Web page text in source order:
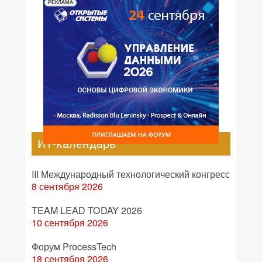
РЕКЛАМА
ИТ-календарь
III Международный технологический конгресс
8 сентября 2026
TEAM LEAD TODAY 2026
10 сентября 2026
Форум ProcessTech
18 сентября 2026